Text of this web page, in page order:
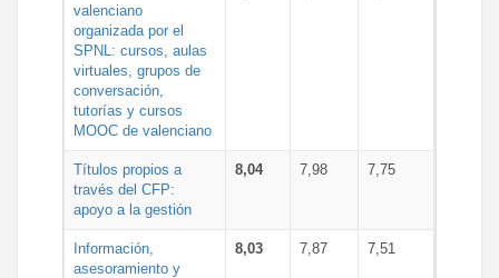
valenciano
organizada por el
SPNL: cursos, aulas
virtuales, grupos de
conversación,
tutorías y cursos
MOOC de valenciano
Títulos propios a
través del CFP:
apoyo a la gestión
8,04 7,98 7,75
Información,
asesoramiento y
8,03 7,87 7,51